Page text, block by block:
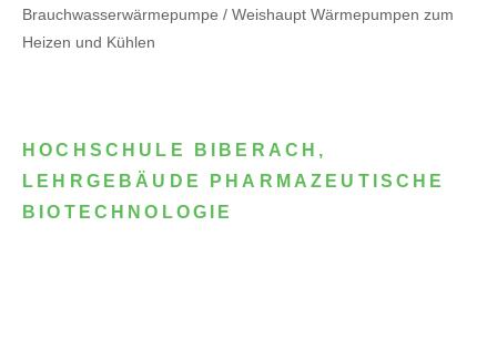
Brauchwasserwärmepumpe / Weishaupt Wärmepumpen zum
Heizen und Kühlen
HOCHSCHULE BIBERACH,
LEHRGEBÄUDE PHARMAZEUTISCHE
BIOTECHNOLOGIE